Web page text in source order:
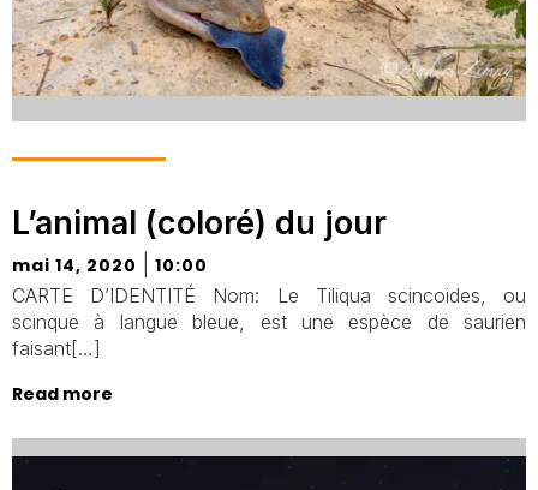
L’animal (coloré) du jour
mai 14, 2020
10:00
CARTE D’IDENTITÉ Nom: Le Tiliqua scincoides, ou
scinque à langue bleue, est une espèce de saurien
faisant[…]
Read more